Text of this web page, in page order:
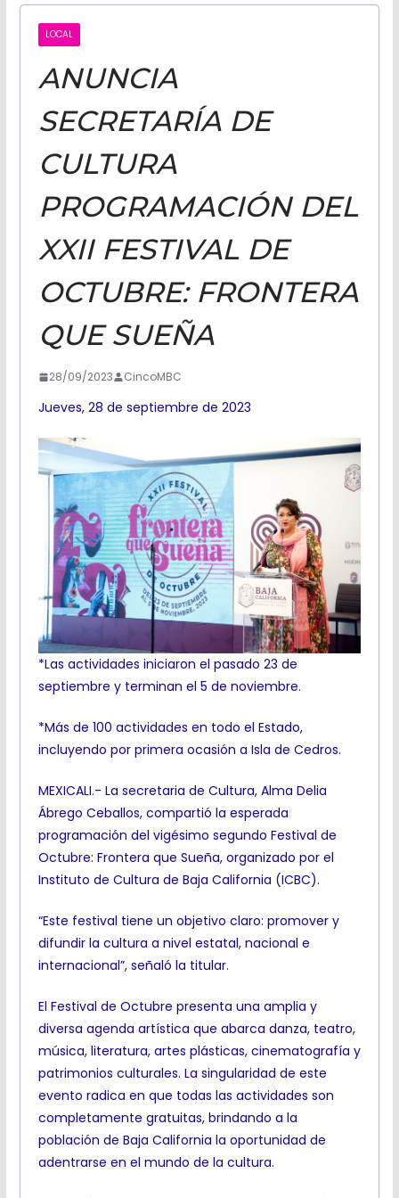
LOCAL
ANUNCIA
SECRETARÍA DE
CULTURA
PROGRAMACIÓN DEL
XXII FESTIVAL DE
OCTUBRE: FRONTERA
QUE SUEÑA
28/09/2023 CincoMBC
Jueves, 28 de septiembre de 2023
*Las actividades iniciaron el pasado 23 de
septiembre y terminan el 5 de noviembre.
*Más de 100 actividades en todo el Estado,
incluyendo por primera ocasión a Isla de Cedros.
MEXICALI.- La secretaria de Cultura, Alma Delia
Ábrego Ceballos, compartió la esperada
programación del vigésimo segundo Festival de
Octubre: Frontera que Sueña, organizado por el
Instituto de Cultura de Baja California (ICBC).
“Este festival tiene un objetivo claro: promover y
difundir la cultura a nivel estatal, nacional e
internacional”, señaló la titular.
El Festival de Octubre presenta una amplia y
diversa agenda artística que abarca danza, teatro,
música, literatura, artes plásticas, cinematografía y
patrimonios culturales. La singularidad de este
evento radica en que todas las actividades son
completamente gratuitas, brindando a la
población de Baja California la oportunidad de
adentrarse en el mundo de la cultura.